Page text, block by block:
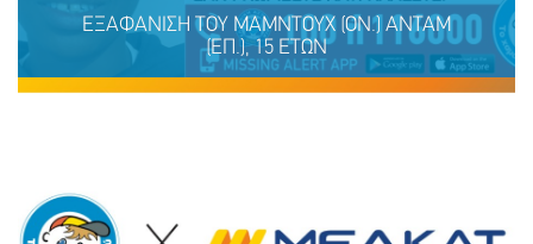
ΜΟΙΡΑΣΟΥ
ΤΟ
ΔΡΑΣΕ
ΤΩΡΑ
ΕΞΑΦΑΝΙΣΗ TOY ΜΑΜΝΤΟΥΧ (ΟΝ.) ΑΝΤΑΜ
(ΕΠ.), 15 ΕΤΩΝ